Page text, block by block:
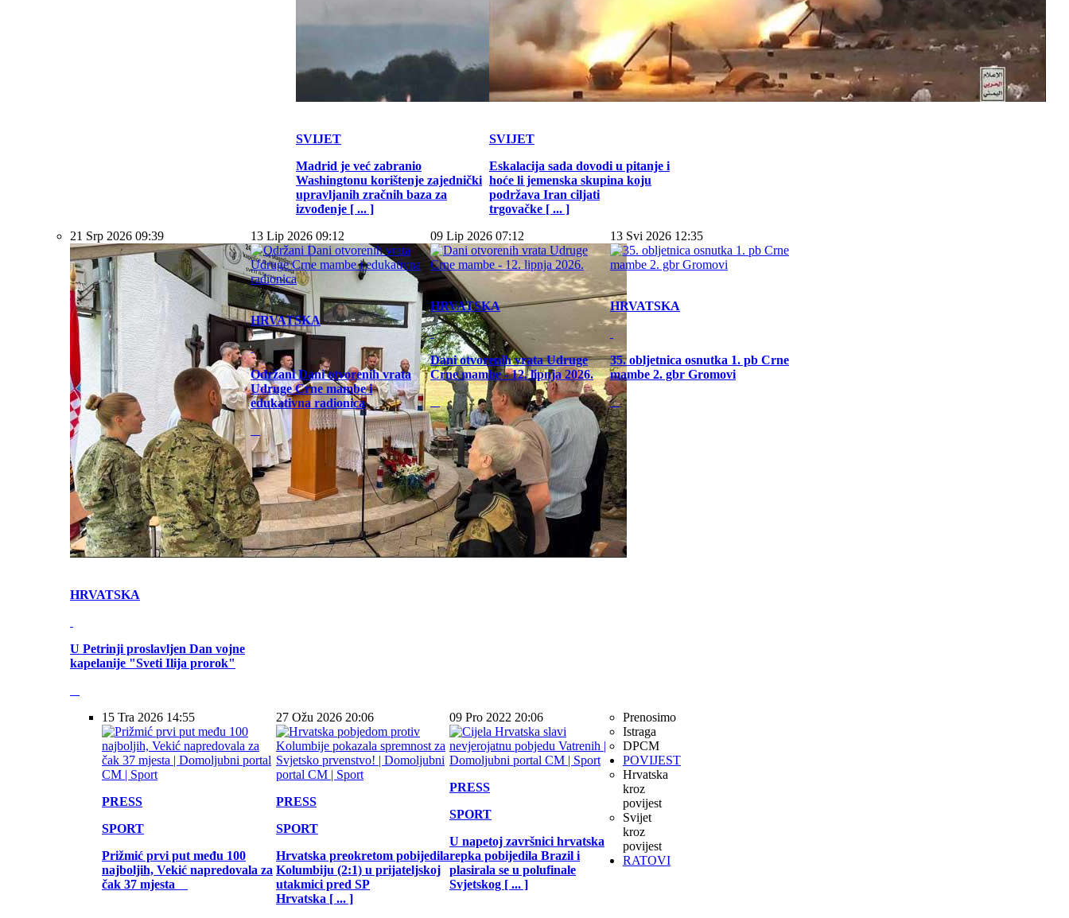
SVIJET
Madrid je već zabranio
Washingtonu korištenje zajednički
upravljanih zračnih baza za
izvođenje [ ... ]
SVIJET
Eskalacija sada dovodi u pitanje i
hoće li jemenska skupina koju
podržava Iran ciljati
trgovačke [ ... ]
21 Srp 2026 09:39
HRVATSKA
U Petrinji proslavljen Dan vojne
kapelanije "Sveti Ilija prorok"
13 Lip 2026 09:12
HRVATSKA
Održani Dani otvorenih vrata
Udruge Crne mambe i
edukativna radionica
09 Lip 2026 07:12
HRVATSKA
Dani otvorenih vrata Udruge
Crne mambe - 12. lipnja 2026.
13 Svi 2026 12:35
HRVATSKA
35. obljetnica osnutka 1. pb Crne
mambe 2. gbr Gromovi
15 Tra 2026 14:55
PRESS
SPORT
Prižmić prvi put među 100
najboljih, Vekić napredovala za
čak 37 mjesta
27 Ožu 2026 20:06
PRESS
SPORT
Hrvatska preokretom pobijedila
Kolumbiju (2:1) u prijateljskoj
utakmici pred SP
Hrvatska [ ... ]
09 Pro 2022 20:06
PRESS
SPORT
U napetoj završnici hrvatska
repka pobijedila Brazil i
plasirala se u polufinale
Svjetskog [ ... ]
Prenosimo
Istraga
DPCM
POVIJEST
Hrvatska
kroz
povijest
Svijet
kroz
povijest
RATOVI